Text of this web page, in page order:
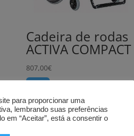
Cadeira de rodas
ACTIVA COMPACT
807,00€
Comprar
para proporcionar uma
lembrando suas preferências
em “Aceitar”, está a consentir o